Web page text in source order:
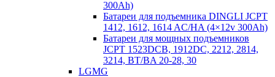
300Ah)
Батареи для подъемника DINGLI JCPT
1412, 1612, 1614 AC/HA (4×12v 300Ah)
Батареи для мощных подъемников
JCPT 1523DCB, 1912DC, 2212, 2814,
3214, BT/BA 20-28, 30
LGMG